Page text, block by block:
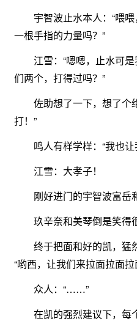
宇智波止水本人：“喂喂
一根手指的力量吗？”
江雪：“嗯嗯，止水可是
们两个，打得过吗？”
佐助想了一下，想了个
打！”
鸣人有样学样：“我也让
江雪：大孝子！
刚好进门的宇智波富岳和
玖辛奈和美琴倒是笑得很
终于把面和好的凯，猛然
“哟西，让我们来拉面拉面拉
众人：“……”
在凯的强烈建议下，每